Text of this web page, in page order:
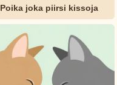
Poika joka piirsi kissoja